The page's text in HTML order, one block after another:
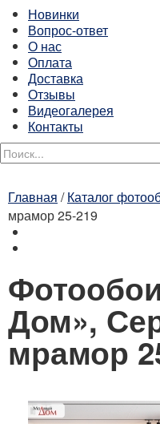
Новинки
Вопрос-ответ
О нас
Оплата
Доставка
Отзывы
Видеогалерея
Контакты
Главная /Каталог
мрамор 25-219
Дом»,
мрамор